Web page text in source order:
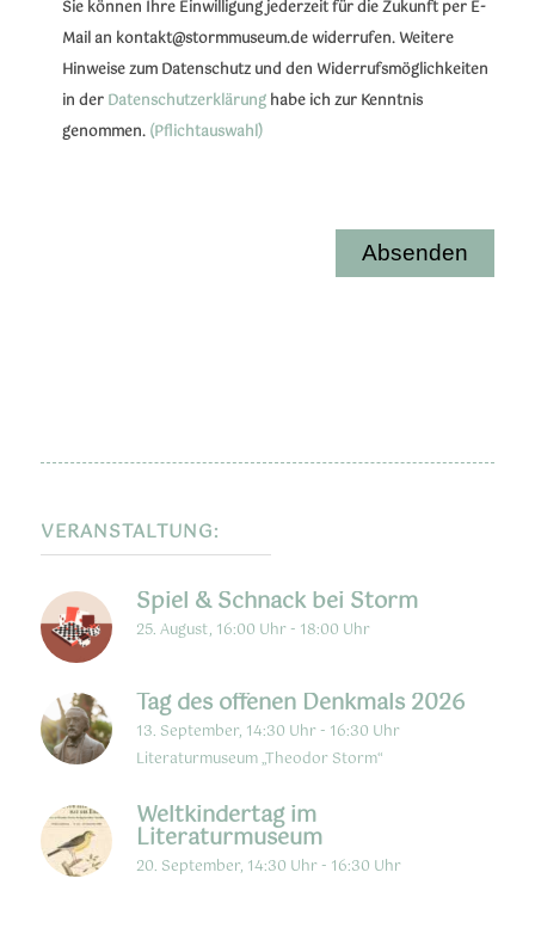
Sie können Ihre Einwilligung jederzeit für die Zukunft per E-
Mail an kontakt@stormmuseum.de widerrufen. Weitere
Hinweise zum Datenschutz und den Widerrufsmöglichkeiten
in der Datenschutzerklärung habe ich zur Kenntnis
genommen. (Pflichtauswahl)
VERANSTALTUNG:
Spiel & Schnack bei Storm
25. August, 16:00 Uhr - 18:00 Uhr
Tag des offenen Denkmals 2026
13. September, 14:30 Uhr - 16:30 Uhr
Literaturmuseum „Theodor Storm“
Weltkindertag im
Literaturmuseum
20. September, 14:30 Uhr - 16:30 Uhr